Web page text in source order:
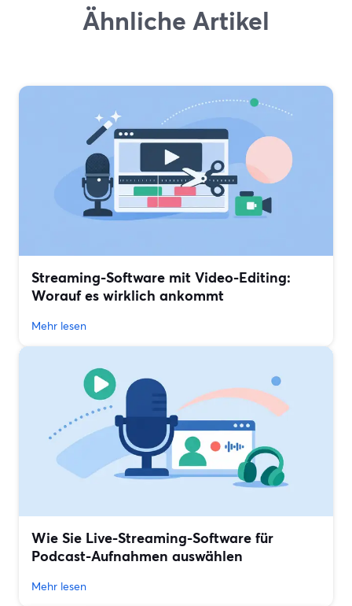
Ähnliche Artikel
Streaming-Software mit Video-Editing:
Worauf es wirklich ankommt
Mehr lesen
Wie Sie Live-Streaming-Software für
Podcast-Aufnahmen auswählen
Mehr lesen